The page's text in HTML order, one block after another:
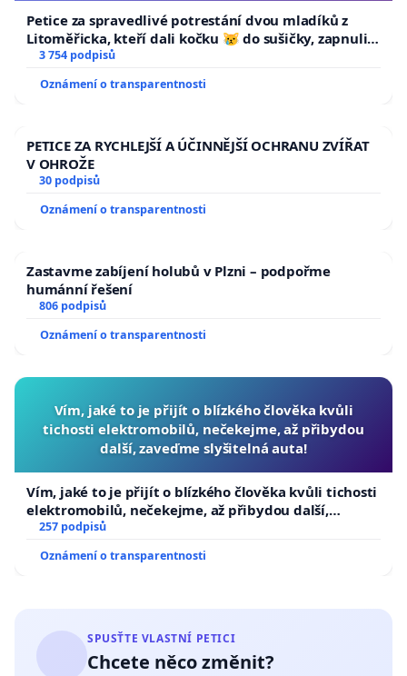
Petice za spravedlivé potrestání dvou mladíků z
Litoměřicka, kteří dali kočku 😿 do sušičky, zapnuli ji
a umírání zvířete natočili.
3 754 podpisů
Oznámení o transparentnosti
PETICE ZA RYCHLEJŠÍ A ÚČINNĚJŠÍ OCHRANU ZVÍŘAT
V OHROŽE
30 podpisů
Oznámení o transparentnosti
Zastavme zabíjení holubů v Plzni – podpořme
humánní řešení
806 podpisů
Oznámení o transparentnosti
Vím, jaké to je přijít o blízkého člověka kvůli
tichosti elektromobilů, nečekejme, až přibydou
další, zaveďme slyšitelná auta!
Vím, jaké to je přijít o blízkého člověka kvůli tichosti
elektromobilů, nečekejme, až přibydou další,
zaveďme slyšitelná auta!
257 podpisů
Oznámení o transparentnosti
SPUSŤTE VLASTNÍ PETICI
Chcete něco změnit?